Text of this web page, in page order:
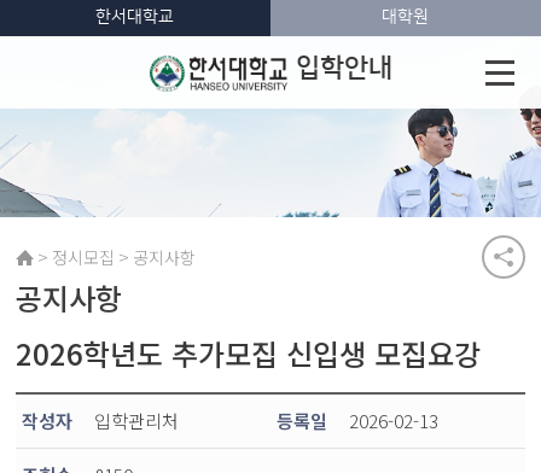
입학안내
한서대학교 대학원
> 정시모집 > 공지사항
공지사항
2026학년도 추가모집 신입생 모집요강
작성자 입학관리처 등록일 2026-02-13